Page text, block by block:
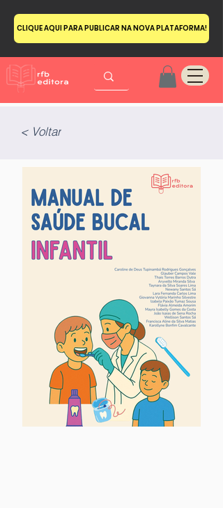
CLIQUE AQUI PARA PUBLICAR NA NOVA PLATAFORMA!
< Voltar